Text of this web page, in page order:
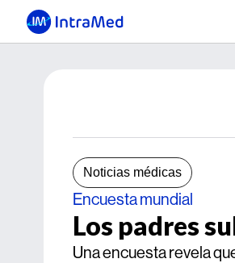
Noticias médicas
Encuesta mundial
Los padres
Una encuesta revela